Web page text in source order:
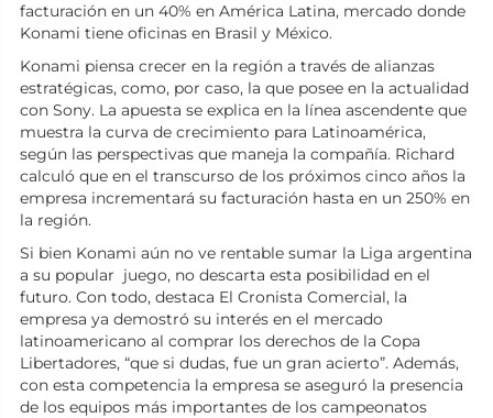
facturación en un 40% en América Latina, mercado donde
Konami tiene oficinas en Brasil y México.
Konami piensa crecer en la región a través de alianzas
estratégicas, como, por caso, la que posee en la actualidad
con Sony. La apuesta se explica en la línea ascendente que
muestra la curva de crecimiento para Latinoamérica,
según las perspectivas que maneja la compañía. Richard
calculó que en el transcurso de los próximos cinco años la
empresa incrementará su facturación hasta en un 250% en
la región.
Si bien Konami aún no ve rentable sumar la Liga argentina
a su popular juego, no descarta esta posibilidad en el
futuro. Con todo, destaca El Cronista Comercial, la
empresa ya demostró su interés en el mercado
latinoamericano al comprar los derechos de la Copa
Libertadores, “que si dudas, fue un gran acierto”. Además,
con esta competencia la empresa se aseguró la presencia
de los equipos más importantes de los campeonatos